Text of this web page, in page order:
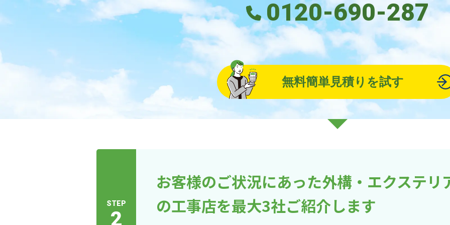
0120-690-287
無料簡単見積りを試す
STEP
2
お客様のご状況にあった外構・エクステリ
の工事店を最大3社ご紹介します